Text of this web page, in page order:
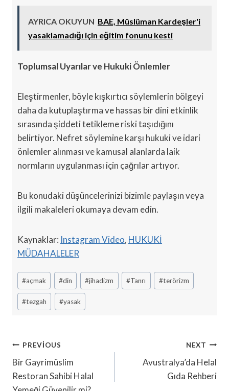
AYRICA OKUYUN BAE, Müslüman Kardeşler'i
yasaklamadığı için eğitim fonunu kesti
Toplumsal Uyarılar ve Hukuki Önlemler
Eleştirmenler, böyle kışkırtıcı söylemlerin bölgeyi
daha da kutuplaştırma ve hassas bir dini etkinlik
sırasında şiddeti tetikleme riski taşıdığını
belirtiyor. Nefret söylemine karşı hukuki ve idari
önlemler alınması ve kamusal alanlarda laik
normların uygulanması için çağrılar artıyor.
Bu konudaki düşüncelerinizi bizimle paylaşın veya
ilgili makaleleri okumaya devam edin.
Kaynaklar: Instagram Video, HUKUKİ
MÜDAHALELER
Post
Tags:
#açmak #din #jihadizm #Tanrı #terörizm
#tezgah #yasak
Yazı
Gezinmesi
PREVIOUS
Bir Gayrimüslim
Restoran Sahibi Halal
NEXT
Avustralya’da Helal
Gıda Rehberi